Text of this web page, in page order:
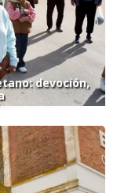
devoción,